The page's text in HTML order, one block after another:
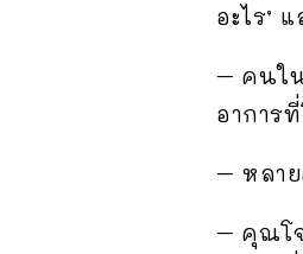
อะไร’
– คนใ
อาการ
– หลา
– คุณโ